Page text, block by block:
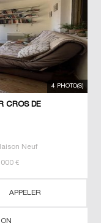
4 PHOTO(S)
CROS DE
Neuf
€
APPELER